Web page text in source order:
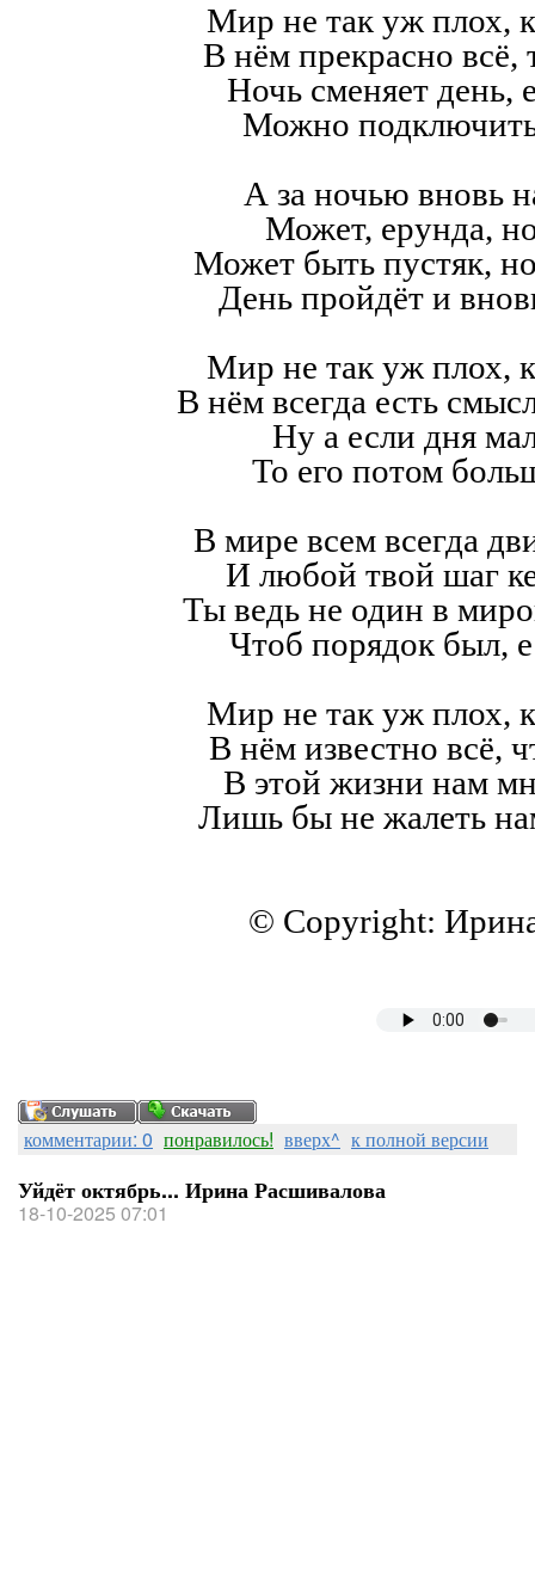
Мир не так уж плох,
В нём прекрасно всё,
Ночь сменяет день,
Можно
А за ночью вновь
Может, ерунда,
Может быть пустяк,
День пройдёт и
Мир не так уж плох,
В нём всегда есть
Ну а если дня
То его потом
В мире всем всегда
И любой твой шаг
Ты ведь не один в
Чтоб порядок был,
Мир не так уж плох,
В нём известно всё,
В этой жизни нам
Лишь бы не жалеть
© Copyright:
комментарии: 0 понравилось! вверх^ к полной версии
Уйдёт октябрь... Ирина Расшивалова
18-10-2025 07:01